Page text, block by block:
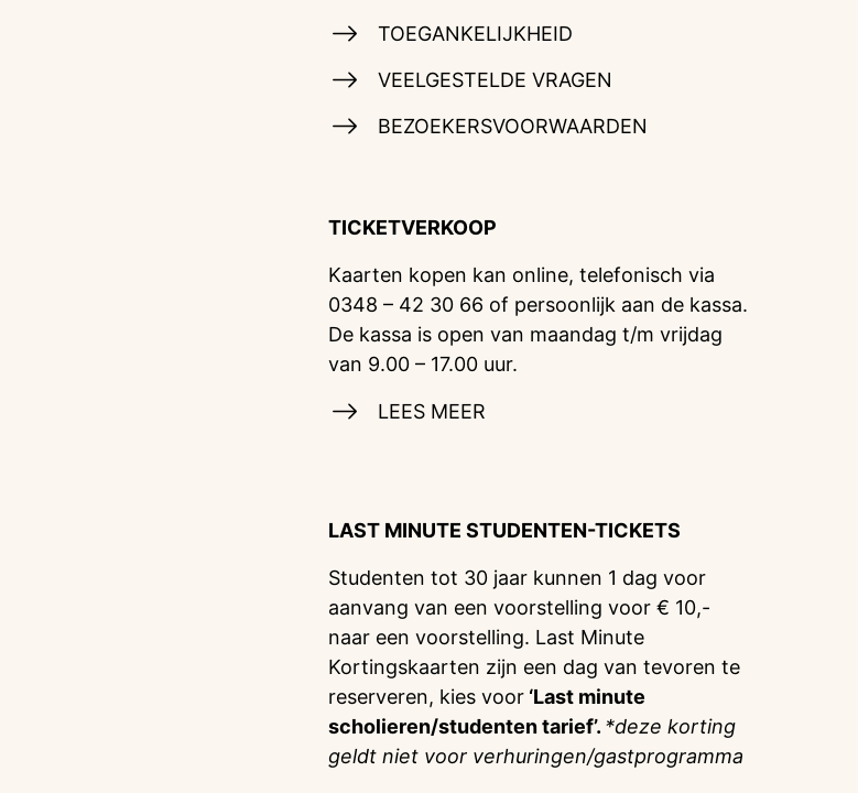
TOEGANKELIJKHEID
VEELGESTELDE VRAGEN
BEZOEKERSVOORWAARDEN
TICKETVERKOOP
Kaarten kopen kan online, telefonisch via
0348 – 42 30 66 of persoonlijk aan de kassa.
De kassa is open van maandag t/m vrijdag
van 9.00 – 17.00 uur.
LEES MEER
LAST MINUTE STUDENTEN-TICKETS
Studenten tot 30 jaar kunnen 1 dag voor
aanvang van een voorstelling voor € 10,-
naar een voorstelling. Last Minute
Kortingskaarten zijn een dag van tevoren te
reserveren, kies voor ‘Last minute
scholieren/studenten tarief’. *deze korting
geldt niet voor verhuringen/gastprogramma